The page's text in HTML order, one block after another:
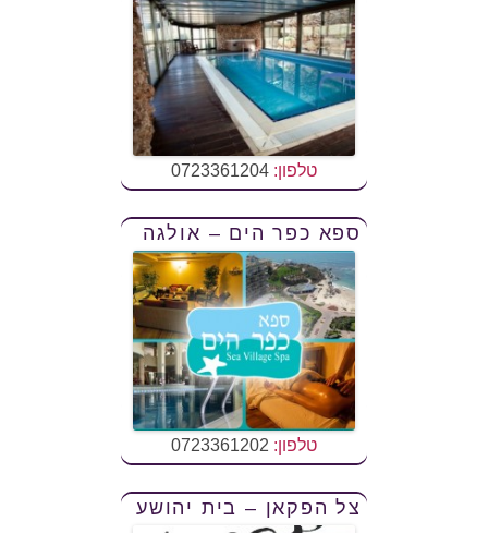
טלפון:
ספא כפר הים – אולגה
טלפון:
צל הפקאן – בית יהושע